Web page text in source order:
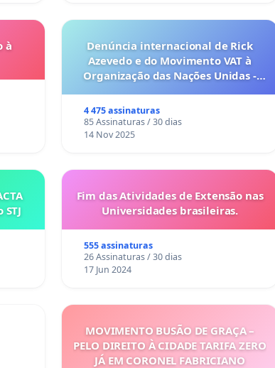
à
Denúncia internacional de Rick
Azevedo e do Movimento VAT à
Organização das Nações Unidas -
6x1 enquanto o lobby empresarial
compra a omissão do Congresso.
4 475 assinaturas
85 Assinaturas / 30 dias
14 Nov 2025
Fim das Atividades de Extensão nas
Universidades brasileiras.
555 assinaturas
26 Assinaturas / 30 dias
17 Jun 2024
MOVIMENTO BUSÃO DE GRAÇA –
PELO DIREITO À CIDADE TARIFA ZERO
JÁ EM CORONEL FABRICIANO